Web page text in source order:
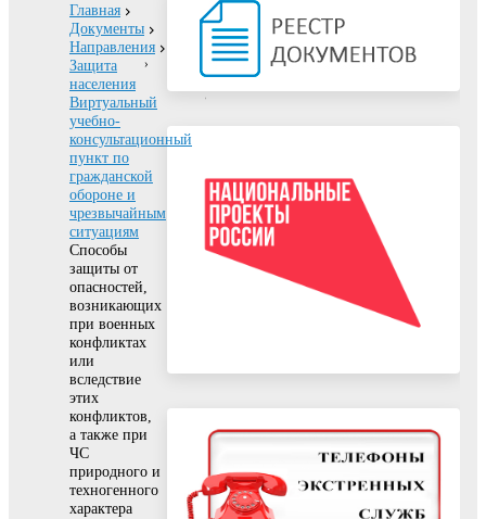
Главная
Документы
Направления
Защита
населения
Виртуальный
учебно-
консультационный
пункт по
гражданской
обороне и
чрезвычайным
ситуациям
Способы
защиты от
опасностей,
возникающих
при военных
конфликтах
или
вследствие
этих
конфликтов,
а также при
ЧС
природного и
техногенного
характера